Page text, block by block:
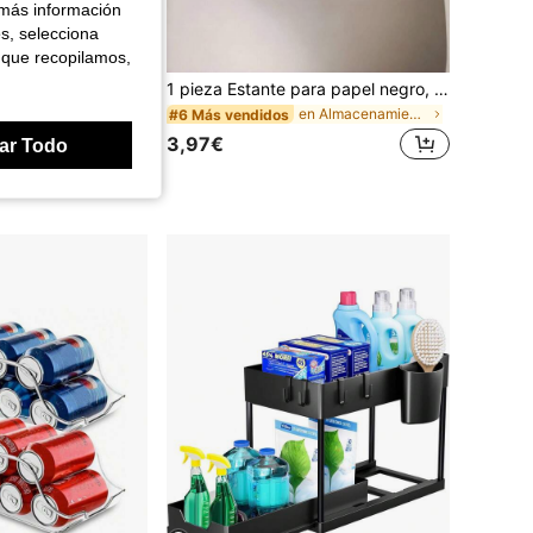
1 pieza Estante para papel negro, montaje en pared sin perforación con adhesivo para instalación fácil, montaje en pared para cocina, soporte para toallas debajo del gabinete, estante para toallas de papel para baño, cocina, despensa, fregadero, balcón, soporte para papel higiénico, estante de almacenamiento para película plástica/papel de aluminio
#6 Más vendidos en Almacenamiento colgante para baño Almacenamient
3,97€
información
selecciona
recopilamos,
Todo